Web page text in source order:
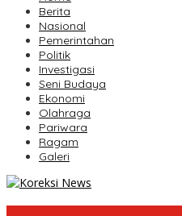
Berita
Nasional
Pemerintahan
Politik
Investigasi
Seni Budaya
Ekonomi
Olahraga
Pariwara
Ragam
Galeri